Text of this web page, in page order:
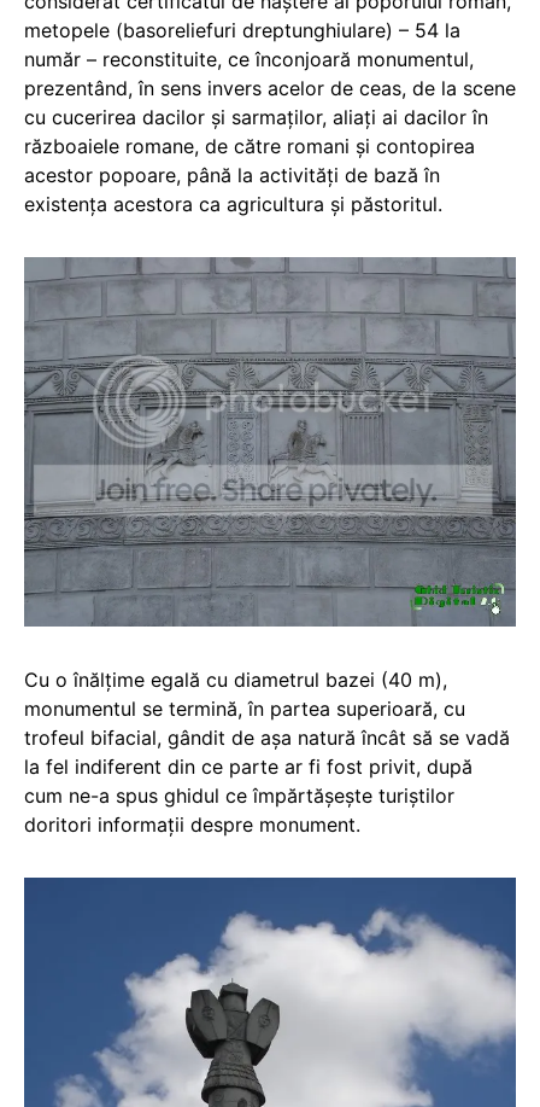
metopele (basoreliefuri dreptunghiulare) – 54 la
număr – reconstituite, ce înconjoară monumentul,
prezentând, în sens invers acelor de ceas, de la scene
cu cucerirea dacilor şi sarmaţilor, aliaţi ai dacilor în
războaiele romane, de către romani şi contopirea
acestor popoare, până la activităţi de bază în
existenţa acestora ca agricultura şi păstoritul.
Cu o înălţime egală cu diametrul bazei (40 m),
monumentul se termină, în partea superioară, cu
trofeul bifacial, gândit de aşa natură încât să se vadă
la fel indiferent din ce parte ar fi fost privit, după
cum ne-a spus ghidul ce împărtăşeşte turiştilor
doritori informaţii despre monument.